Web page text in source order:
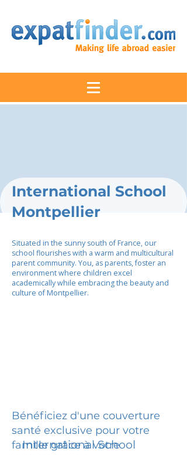
International School
Montpellier
Situated in the sunny south of France, our
school flourishes with a warm and multicultural
parent community. You, as parents, foster an
environment where children excel
academically while embracing the beauty and
culture of Montpellier.
Bénéficiez d'une couverture
santé exclusive pour votre
famille grâce à votre
International School